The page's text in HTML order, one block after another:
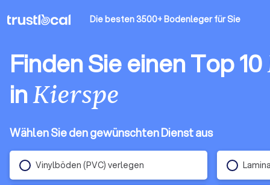
Die besten 3500+ Bodenleger für Sie
Finden Sie einen Top 10
inKierspe
Wählen Sie den gewünschten Dienst aus
Vinylböden (PVC) verlegen